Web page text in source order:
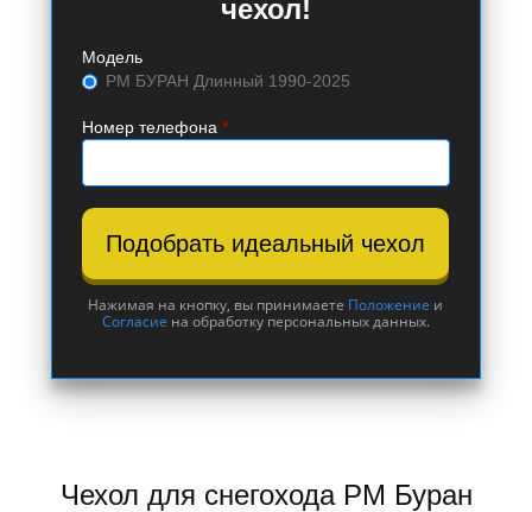
чехол!
Модель
РМ БУРАН Длинный 1990-2025
Номер телефона *
Подобрать идеальный чехол
Нажимая на кнопку, вы принимаете Положение и
Согласие на обработку персональных данных.
Чехол для снегохода РМ Буран